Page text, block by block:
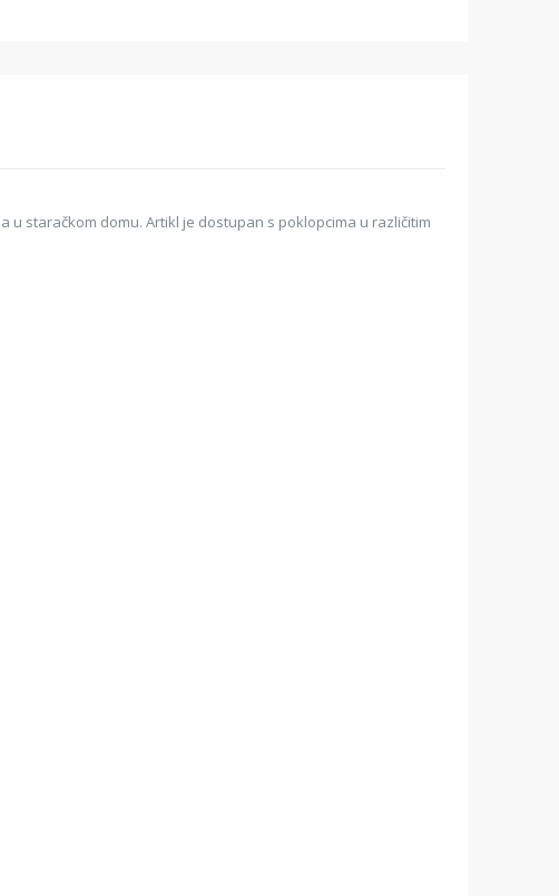
staračkom domu. Artikl je dostupan s poklopcima u različitim